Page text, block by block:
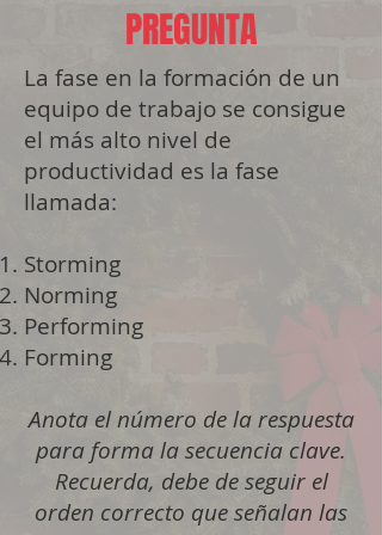
PREGUNTA
La fase en la formación de un
equipo de trabajo se consigue
el más alto nivel de
productividad es la fase
llamada:
Storming
Norming
Performing
Forming
Anota el número de la respuesta
para forma la secuencia clave.
Recuerda, debe de seguir el
orden correcto que señalan las